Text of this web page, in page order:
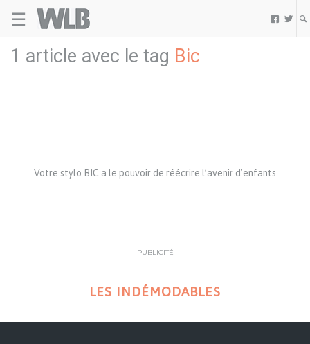
☰  
1 article avec le tag Bic
Votre stylo BIC a le pouvoir de réécrire l’avenir d’enfants
PUBLICITÉ
LES INDÉMODABLES